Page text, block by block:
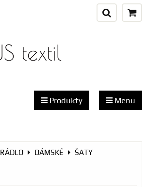
textil
Produkty Menu
DÁMSKÉ ŠATY